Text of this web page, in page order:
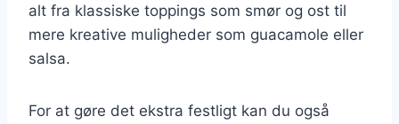
alt fra klassiske toppings som smør og ost til
mere kreative muligheder som guacamole eller
salsa.
For at gøre det ekstra festligt kan du også